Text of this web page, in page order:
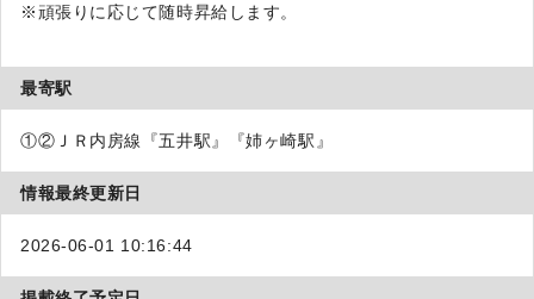
※頑張りに応じて随時昇給します。
最寄駅
①②ＪＲ内房線『五井駅』『姉ヶ崎駅』
情報最終更新日
2026-06-01 10:16:44